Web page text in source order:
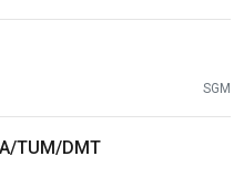
SGM
TUM/DMT